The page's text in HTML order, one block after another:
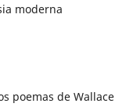
moderna
poemas de Wallace